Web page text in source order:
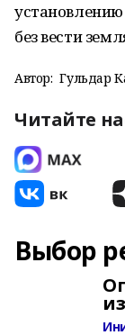
без вести
Автор: Гульдар
Читайте
Выбор